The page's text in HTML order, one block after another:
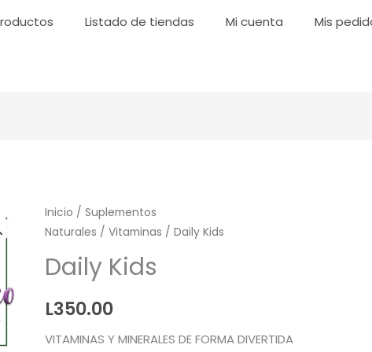
Listado de tiendas Mi cuenta Mis
Inicio / Suplementos
Naturales / Vitaminas / Daily Kids
Daily Kids
L350.00
VITAMINAS Y MINERALES DE FORMA DIVERTIDA
Daily
Kids
cantidad